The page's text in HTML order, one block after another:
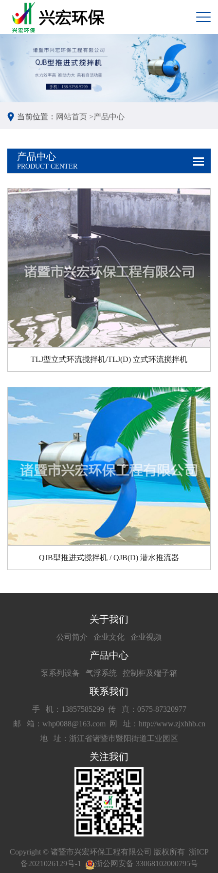
当前位置： 网站首页 >产品中心
产品中心
PRODUCT CENTER
TLJ型立式环流搅拌机/TLJ(D) 立式环流搅拌机
QJB型推进式搅拌机 / QJB(D) 潜水推流器
关于我们
公司简介 企业文化 企业视频
产品中心
泵系列设备 气浮系统 控制柜及端子箱
联系我们
手 机：13857585299 传 真：0575-87320977
邮 箱：whp0088@163.com
网 址：http://www.zjxhhb.cn
地 址：浙江省诸暨市暨阳街道工业园区
关注我们
Copyright © 诸暨市兴宏环保工程有限公司 版权所有 浙ICP
备2021026129号-1
浙公网安备 33068102000795号